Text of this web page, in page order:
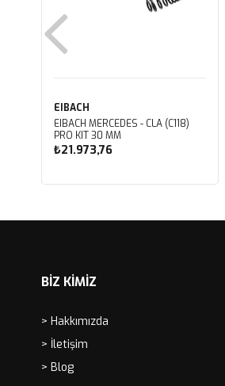
EIBACH
EIBACH MERCEDES - CLA (C118)
PRO KIT 30 MM
₺21.973,76
BİZ KİMİZ
> Hakkımızda
> İletişim
> Blog